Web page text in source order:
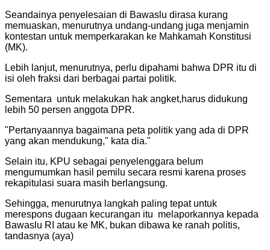
Seandainya penyelesaian di Bawaslu dirasa kurang
memuaskan, menurutnya undang-undang juga menjamin
kontestan untuk memperkarakan ke Mahkamah Konstitusi
(MK).
Lebih lanjut, menurutnya, perlu dipahami bahwa DPR itu di
isi oleh fraksi dari berbagai partai politik.
Sementara untuk melakukan hak angket,harus didukung
lebih 50 persen anggota DPR.
"Pertanyaannya bagaimana peta politik yang ada di DPR
yang akan mendukung," kata dia."
Selain itu, KPU sebagai penyelenggara belum
mengumumkan hasil pemilu secara resmi karena proses
rekapitulasi suara masih berlangsung.
Sehingga, menurutnya langkah paling tepat untuk
merespons dugaan kecurangan itu melaporkannya kepada
Bawaslu RI atau ke MK, bukan dibawa ke ranah politis,
tandasnya (aya)